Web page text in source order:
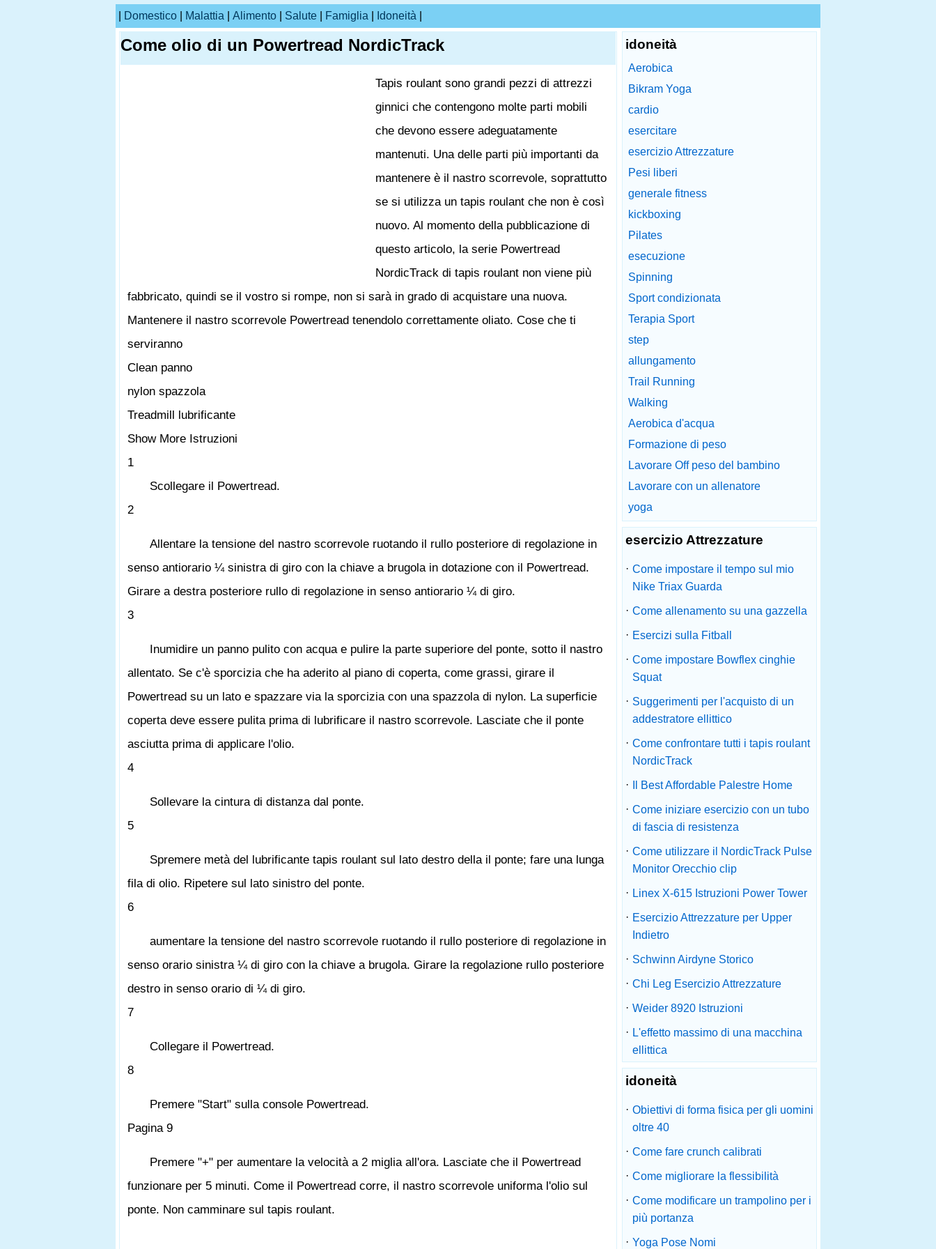
Domestico Malattia Alimento Salute Famiglia Idoneità
Come olio di un Powertread NordicTrack
Tapis roulant sono grandi pezzi di attrezzi
ginnici che contengono molte parti mobili
che devono essere adeguatamente
mantenuti. Una delle parti più importanti da
mantenere è il nastro scorrevole, soprattutto
se si utilizza un tapis roulant che non è così
nuovo. Al momento della pubblicazione di
questo articolo, la serie Powertread
NordicTrack di tapis roulant non viene più
fabbricato, quindi se il vostro si rompe, non si sarà in grado di acquistare una nuova.
Mantenere il nastro scorrevole Powertread tenendolo correttamente oliato. Cose che ti
serviranno
Clean panno
nylon spazzola
Treadmill lubrificante
Show More Istruzioni
1
Scollegare il Powertread.
2
Allentare la tensione del nastro scorrevole ruotando il rullo posteriore di regolazione in
senso antiorario ¼ sinistra di giro con la chiave a brugola in dotazione con il Powertread.
Girare a destra posteriore rullo di regolazione in senso antiorario ¼ di giro.
3
Inumidire un panno pulito con acqua e pulire la parte superiore del ponte, sotto il nastro
allentato. Se c'è sporcizia che ha aderito al piano di coperta, come grassi, girare il
Powertread su un lato e spazzare via la sporcizia con una spazzola di nylon. La superficie
coperta deve essere pulita prima di lubrificare il nastro scorrevole. Lasciate che il ponte
asciutta prima di applicare l'olio.
4
Sollevare la cintura di distanza dal ponte.
5
Spremere metà del lubrificante tapis roulant sul lato destro della il ponte; fare una lunga
fila di olio. Ripetere sul lato sinistro del ponte.
6
aumentare la tensione del nastro scorrevole ruotando il rullo posteriore di regolazione in
senso orario sinistra ¼ di giro con la chiave a brugola. Girare la regolazione rullo posteriore
destro in senso orario di ¼ di giro.
7
Collegare il Powertread.
8
Premere "Start" sulla console Powertread.
Pagina 9
Premere "+" per aumentare la velocità a 2 miglia all'ora. Lasciate che il Powertread
funzionare per 5 minuti. Come il Powertread corre, il nastro scorrevole uniforma l'olio sul
ponte. Non camminare sul tapis roulant.
idoneità
Aerobica
Bikram Yoga
cardio
esercitare
esercizio Attrezzature
Pesi liberi
generale fitness
kickboxing
Pilates
esecuzione
Spinning
Sport condizionata
Terapia Sport
step
allungamento
Trail Running
Walking
Aerobica d'acqua
Formazione di peso
Lavorare Off peso del bambino
Lavorare con un allenatore
yoga
esercizio Attrezzature
· Come impostare il tempo sul mio
Nike Triax Guarda
· Come allenamento su una gazzella
· Esercizi sulla Fitball
· Come impostare Bowflex cinghie
Squat
· Suggerimenti per l'acquisto di un
addestratore ellittico
· Come confrontare tutti i tapis roulant
NordicTrack
·
Il Best Affordable Palestre Home
· Come iniziare esercizio con un tubo
di fascia di resistenza
· Come utilizzare il NordicTrack Pulse
Monitor Orecchio clip
· Linex X-615 Istruzioni Power Tower
· Esercizio Attrezzature per Upper
Indietro
· Schwinn Airdyne Storico
· Chi Leg Esercizio Attrezzature
· Weider 8920 Istruzioni
· L'effetto massimo di una macchina
ellittica
idoneità
· Obiettivi di forma fisica per gli uomini
oltre 40
· Come fare crunch calibrati
· Come migliorare la flessibilità
· Come modificare un trampolino per i
più portanza
· Yoga Pose Nomi